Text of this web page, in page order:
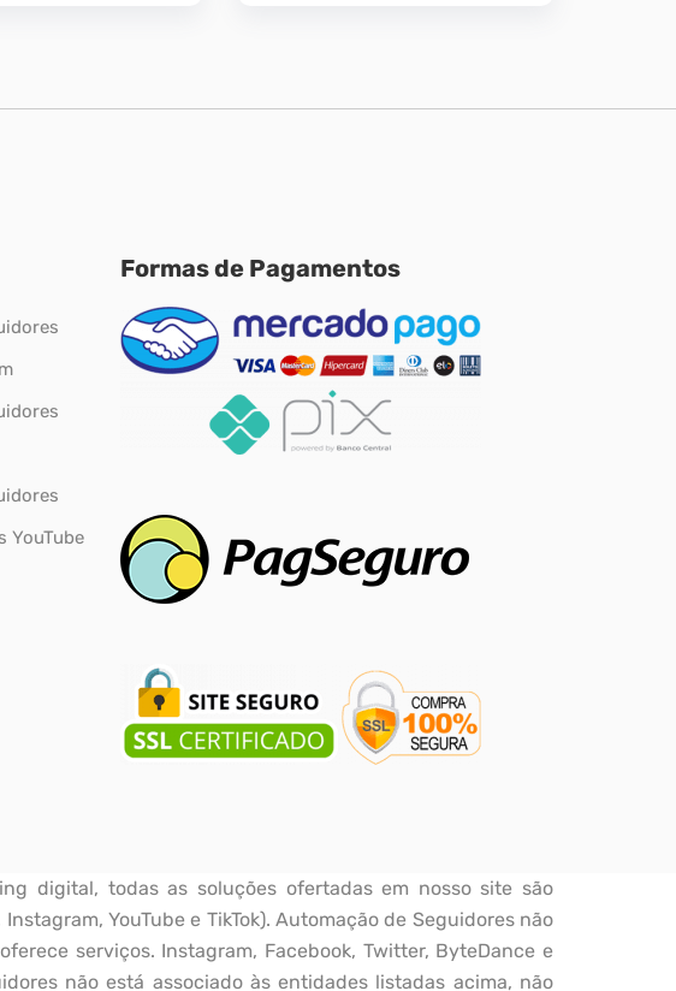
YouTube
Formas de Pagamentos
digital, todas as soluções ofertadas em nosso site são
YouTube e TikTok). Automação de Seguidores não
serviços. Instagram, Facebook, Twitter, ByteDance e
não está associado às entidades listadas acima, não